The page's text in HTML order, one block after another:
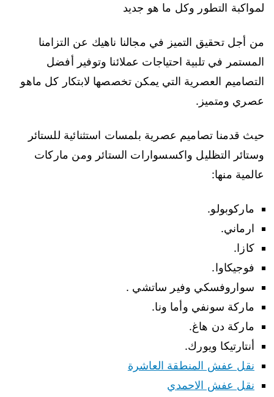
لمواكبة التطور وكل ما هو جديد
من أجل تحقيق التميز في مجالنا ناهيك عن التزامنا
المستمر في تلبية احتياجات عملائنا وتوفير أفضل
التصاميم العصرية التي يمكن تخصصها لابتكار كل ماهو
عصري ومتميز.
حيث قدمنا تصاميم عصرية بلمسات استثنائية للستائر
وستائر التظليل واكسسوارات الستائر ومن ماركات
عالمية منها:
ماركوبولو.
ارماني.
كازا.
فوجيكاوا.
سواروفسكي وفير ساتشي .
ماركة سونفي وأما ونا.
ماركة دن هاغ.
أنتارتيكا ويورك.
نقل عفش المنطقة العاشرة
نقل عفش الاحمدي